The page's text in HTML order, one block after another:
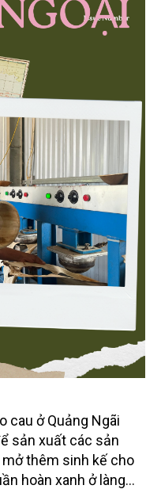
cau ở Quảng Ngãi
sản xuất các sản
thêm sinh kế cho
hoàn xanh ở làng